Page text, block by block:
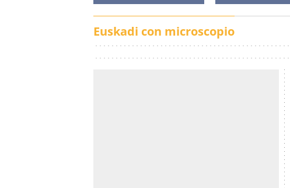
Euskadi con microscopio